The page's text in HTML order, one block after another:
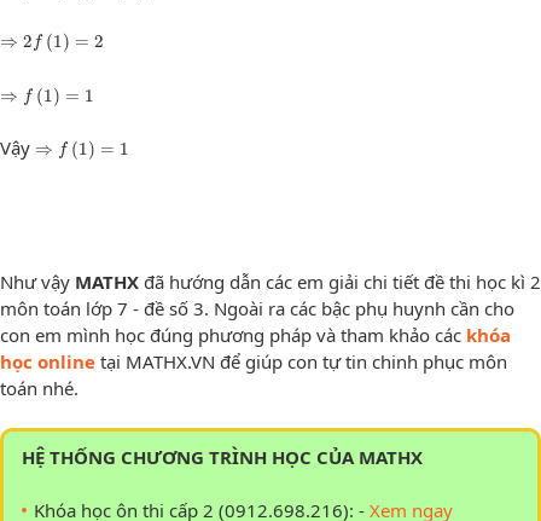
⇒ 2 f (1) = 2
1 ) =
⇒ f (1) = 1
1 ) =1
Vậy ⇒ f (1) = 1
1 )=1
Như vậy MATHX đã hướng dẫn các em giải chi tiết đề thi học kì 2
môn toán lớp 7 - đề số 3. Ngoài ra các bậc phụ huynh cần cho
con em mình học đúng phương pháp và tham khảo các khóa
học online tại MATHX.VN để giúp con tự tin chinh phục môn
toán nhé.
HỆ THỐNG CHƯƠNG TRÌNH HỌC CỦA MATHX
Khóa học ôn thi cấp 2 (0912.698.216): - Xem ngay